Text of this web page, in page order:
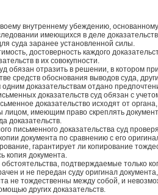
внутреннему убеждению,
имеющихся в деле
суда заранее установленной силы.
достоверность каждого
в их совокупности.
обязан отразить в решении, в котором
средств обоснования выводов суда,
доказательствам отдано
доказательств суд обязан с
доказательство исходят от
лицом, имеющим право скреплять
доказательств.
письменного доказательства суд
документа по сравнению с его
гарантирует ли копирование
копия документа.
подтверждаемые только
и не передан суду оригинал
не тождественны между собой, и
других доказательств.